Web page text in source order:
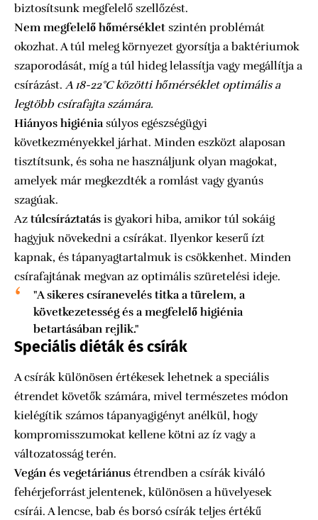
biztosítsunk megfelelő szellőzést.
Nem megfelelő hőmérséklet szintén problémát
okozhat. A túl meleg környezet gyorsítja a baktériumok
szaporodását, míg a túl hideg lelassítja vagy megállítja a
csírázást. A 18-22°C közötti hőmérséklet optimális a
legtöbb csírafajta számára.
Hiányos higiéniasúlyos egészségügyi
következményekkel járhat. Minden eszközt alaposan
tisztítsunk, és soha ne használjunk olyan magokat,
amelyek már megkezdték a romlást vagy gyanús
szagúak.
Az túlcsíráztatás is gyakori hiba, amikor túl sokáig
hagyjuk növekedni a csírákat. Ilyenkor keserű ízt
kapnak, és tápanyagtartalmuk is csökkenhet. Minden
csírafajtának megvan az optimális szüretelési ideje.
"A sikeres csíranevelés titka a türelem, a
következetesség és a megfelelő higiénia
betartásában rejlik."
Speciális diéták és csírák
A csírák különösen értékesek lehetnek a speciális
étrendet követők számára, mivel természetes módon
kielégítik számos tápanyagigényt anélkül, hogy
kompromisszumokat kellene kötni az íz vagy a
változatosság terén.
Vegán és vegetáriánus étrendben a csírák kiváló
fehérjeforrást jelentenek, különösen a hüvelyesek
csírái. A lencse, bab és borsó csírák teljes értékű